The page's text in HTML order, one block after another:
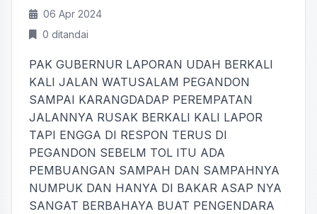
06 Apr 2024
0 ditandai
PAK GUBERNUR LAPORAN UDAH BERKALI
KALI JALAN WATUSALAM PEGANDON
SAMPAI KARANGDADAP PEREMPATAN
JALANNYA RUSAK BERKALI KALI LAPOR
TAPI ENGGA DI RESPON TERUS DI
PEGANDON SEBELM TOL ITU ADA
PEMBUANGAN SAMPAH DAN SAMPAHNYA
NUMPUK DAN HANYA DI BAKAR ASAP NYA
SANGAT BERBAHAYA BUAT PENGENDARA